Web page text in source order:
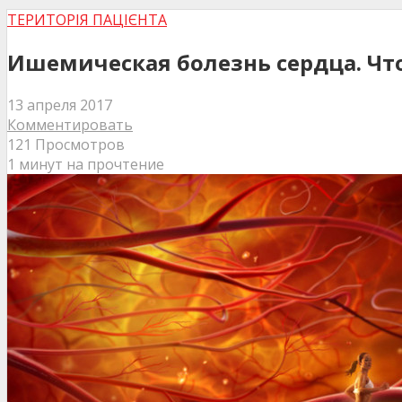
ТЕРИТОРІЯ ПАЦІЄНТА
Ишемическая болезнь сердца.
13 апреля 2017
Комментировать
121 Просмотров
1 минут на прочтение